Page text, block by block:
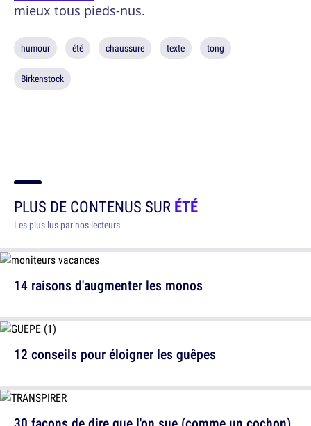
mieux tous pieds-nus.
humour été chaussure texte tong
Birkenstock
PLUS DE CONTENUS SURÉTÉ
Les plus lus par nos lecteurs
14 raisons d'augmenter les monos
12 conseils pour éloigner les guêpes